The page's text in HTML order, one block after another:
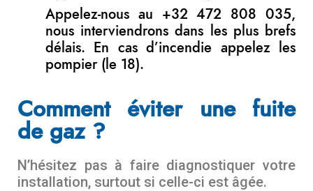
Appelez-nous au +32 472 808 035,
nous interviendrons dans les plus brefs
délais. En cas d’incendie appelez les
pompier (le 18).
Comment éviter une fuite
de gaz ?
N’hésitez pas à faire diagnostiquer votre
installation, surtout si celle-ci est âgée.